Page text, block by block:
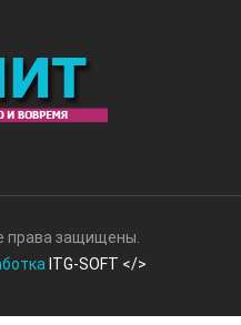
права защищены.
ITG-SOFT </>